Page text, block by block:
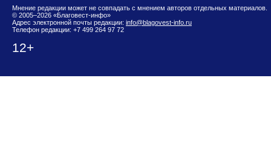
Мнение редакции может не совпадать с мнением авторов отдельных материалов.
© 2005–2026 «Благовест-инфо»
Адрес электронной почты редакции: info@blagovest-info.ru
Телефон редакции: +7 499 264 97 72
12+